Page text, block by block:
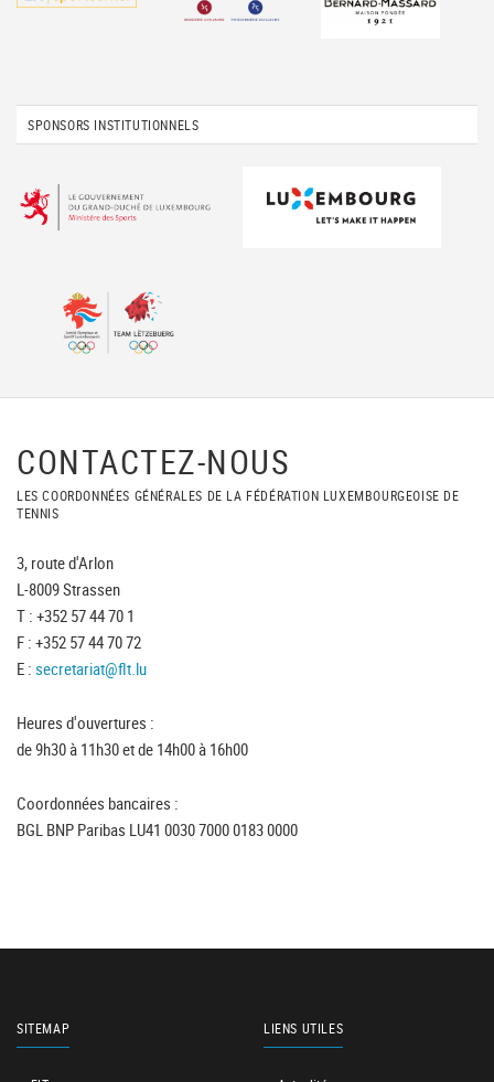
SPONSORS INSTITUTIONNELS
CONTACTEZ-NOUS
LES COORDONNÉES GÉNÉRALES DE LA FÉDÉRATION LUXEMBOURGEOISE DE
TENNIS
3, route d'Arlon
L-8009 Strassen
T : +352 57 44 70 1
F : +352 57 44 70 72
E : secretariat@flt.lu
Heures d'ouvertures :
de 9h30 à 11h30 et de 14h00 à 16h00
Coordonnées bancaires :
BGL BNP Paribas LU41 0030 7000 0183 0000
SITEMAP LIENS UTILES